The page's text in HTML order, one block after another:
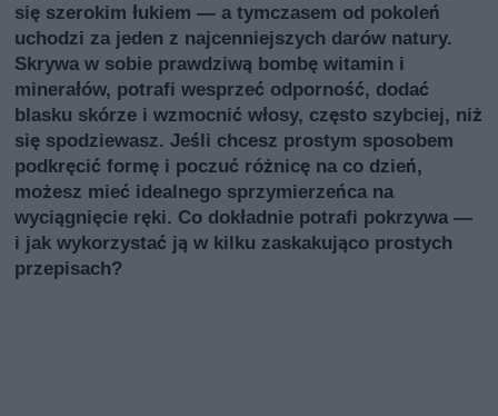
się szerokim łukiem — a tymczasem od pokoleń
uchodzi za jeden z najcenniejszych darów natury.
Skrywa w sobie prawdziwą bombę witamin i
minerałów, potrafi wesprzeć odporność, dodać
blasku skórze i wzmocnić włosy, często szybciej, niż
się spodziewasz. Jeśli chcesz prostym sposobem
podkręcić formę i poczuć różnicę na co dzień,
możesz mieć idealnego sprzymierzeńca na
wyciągnięcie ręki. Co dokładnie potrafi pokrzywa —
i jak wykorzystać ją w kilku zaskakująco prostych
przepisach?